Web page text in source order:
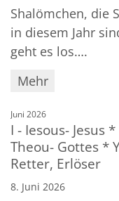
Shalömchen, die
in diesem Jahr
geht es los….
Mehr
Juni 2026:
I - Iesous- Jesus
Theou- Gottes *
Retter, Erlöser
8. Juni 2026